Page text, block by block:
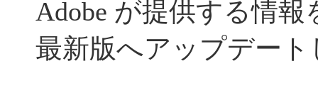
Adobe が提供する情
最新版へアップデー